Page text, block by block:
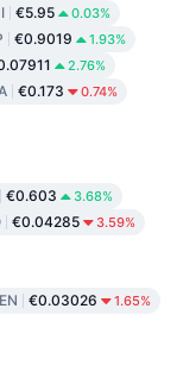
€5.95 0.03%
€0.9019 1.93%
2.76%
€0.173 0.74%
€0.603 3.68%
€0.04285 3.59%
€0.03026 1.65%